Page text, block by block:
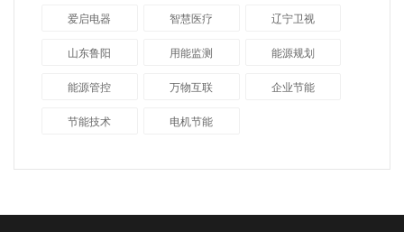
爱启电器 智慧医疗 辽宁卫视
山东鲁阳 用能监测 能源规划
能源管控 万物互联 企业节能
节能技术 电机节能